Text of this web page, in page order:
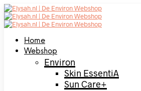
Home
Webshop
Environ
Skin EssentiA
Sun Care+